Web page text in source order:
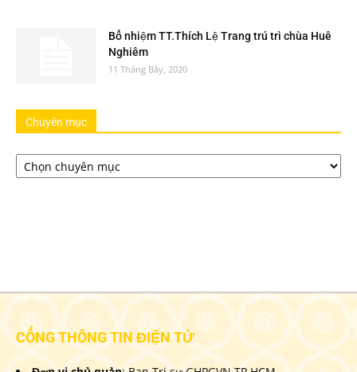
Bổ nhiệm TT.Thích Lệ Trang trú trì chùa Huê
Nghiêm
11 Tháng Bảy, 2020
Chuyên mục
Chuyên
mục
CỔNG THÔNG TIN ĐIỆN TỬ